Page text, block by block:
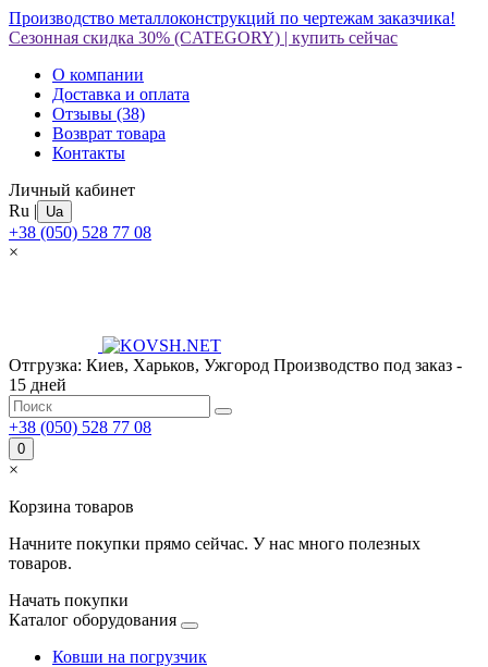
Производство металлоконструкций по чертежам заказчика!
Сезонная скидка 30% (CATEGORY) | купить сейчас
О компании
Доставка и оплата
Отзывы (38)
Возврат товара
Контакты
Личный кабинет
Ru | Ua
+38 (050) 528 77 08
×
Отгрузка: Киев, Харьков, Ужгород Производство под заказ -
15 дней
+38 (050) 528 77 08
0
×
Корзина товаров
Начните покупки прямо сейчас. У нас много полезных
товаров.
Начать покупки
Каталог оборудования
Ковши на погрузчик